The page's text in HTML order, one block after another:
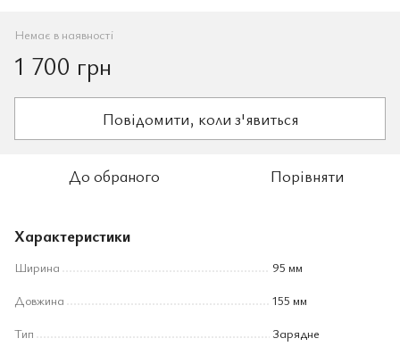
Немає в наявності
1 700 грн
Повідомити, коли з'явиться
До обраного Порівняти
Характеристики
Ширина
95 мм
Довжина
155 мм
Тип
Зарядне